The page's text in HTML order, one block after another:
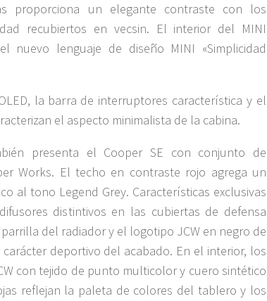
proporciona un elegante contraste con los
recubiertos en vecsin. El interior del MINI
nuevo lenguaje de diseño MINI «Simplicidad
la barra de interruptores característica y el
el aspecto minimalista de la cabina.
presenta el Cooper SE con conjunto de
Works. El techo en contraste rojo agrega un
al tono Legend Grey. Características exclusivas
distintivos en las cubiertas de defensa
del radiador y el logotipo JCW en negro de
deportivo del acabado. En el interior, los
con tejido de punto multicolor y cuero sintético
reflejan la paleta de colores del tablero y los